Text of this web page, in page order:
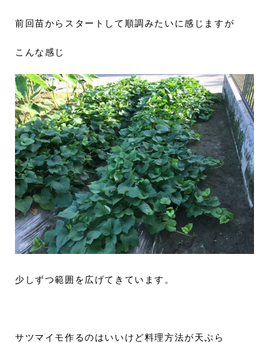
前回苗からスタートして順調みたいに感じますが
こんな感じ
少しずつ範囲を広げてきています。
サツマイモ作るのはいいけど料理方法が天ぷら